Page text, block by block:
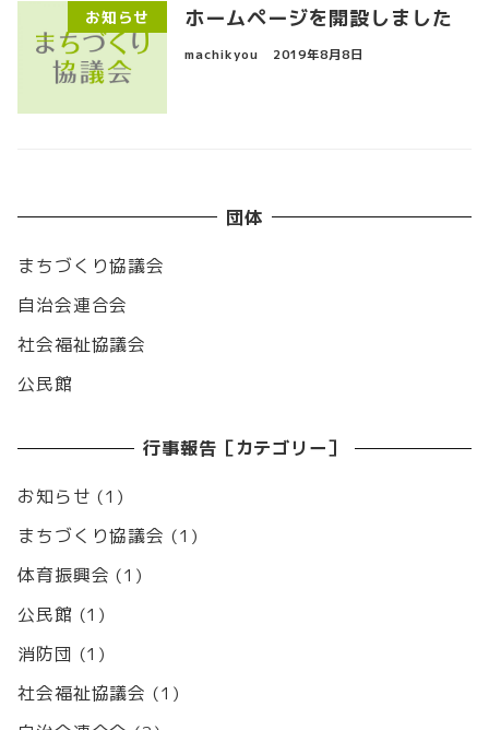
お知らせ ホームページを開設しました
machikyou 2019年8月8日
団体
まちづくり協議会
自治会連合会
社会福祉協議会
公民館
行事報告［カテゴリー］
お知らせ (1)
まちづくり協議会 (1)
体育振興会 (1)
公民館 (1)
消防団 (1)
社会福祉協議会 (1)